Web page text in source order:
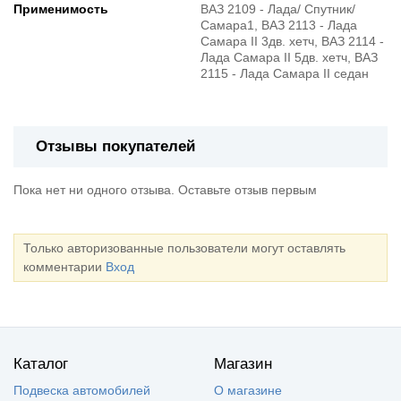
Применимость
ВАЗ 2109 - Лада/ Спутник/
Самара1, ВАЗ 2113 - Лада
Самара II 3дв. хетч, ВАЗ 2114 -
Лада Самара II 5дв. хетч, ВАЗ
2115 - Лада Самара II седан
Отзывы покупателей
Пока нет ни одного отзыва. Оставьте отзыв первым
Только авторизованные пользователи могут оставлять
комментарии Вход
Каталог
Подвеска автомобилей
Магазин
О магазине